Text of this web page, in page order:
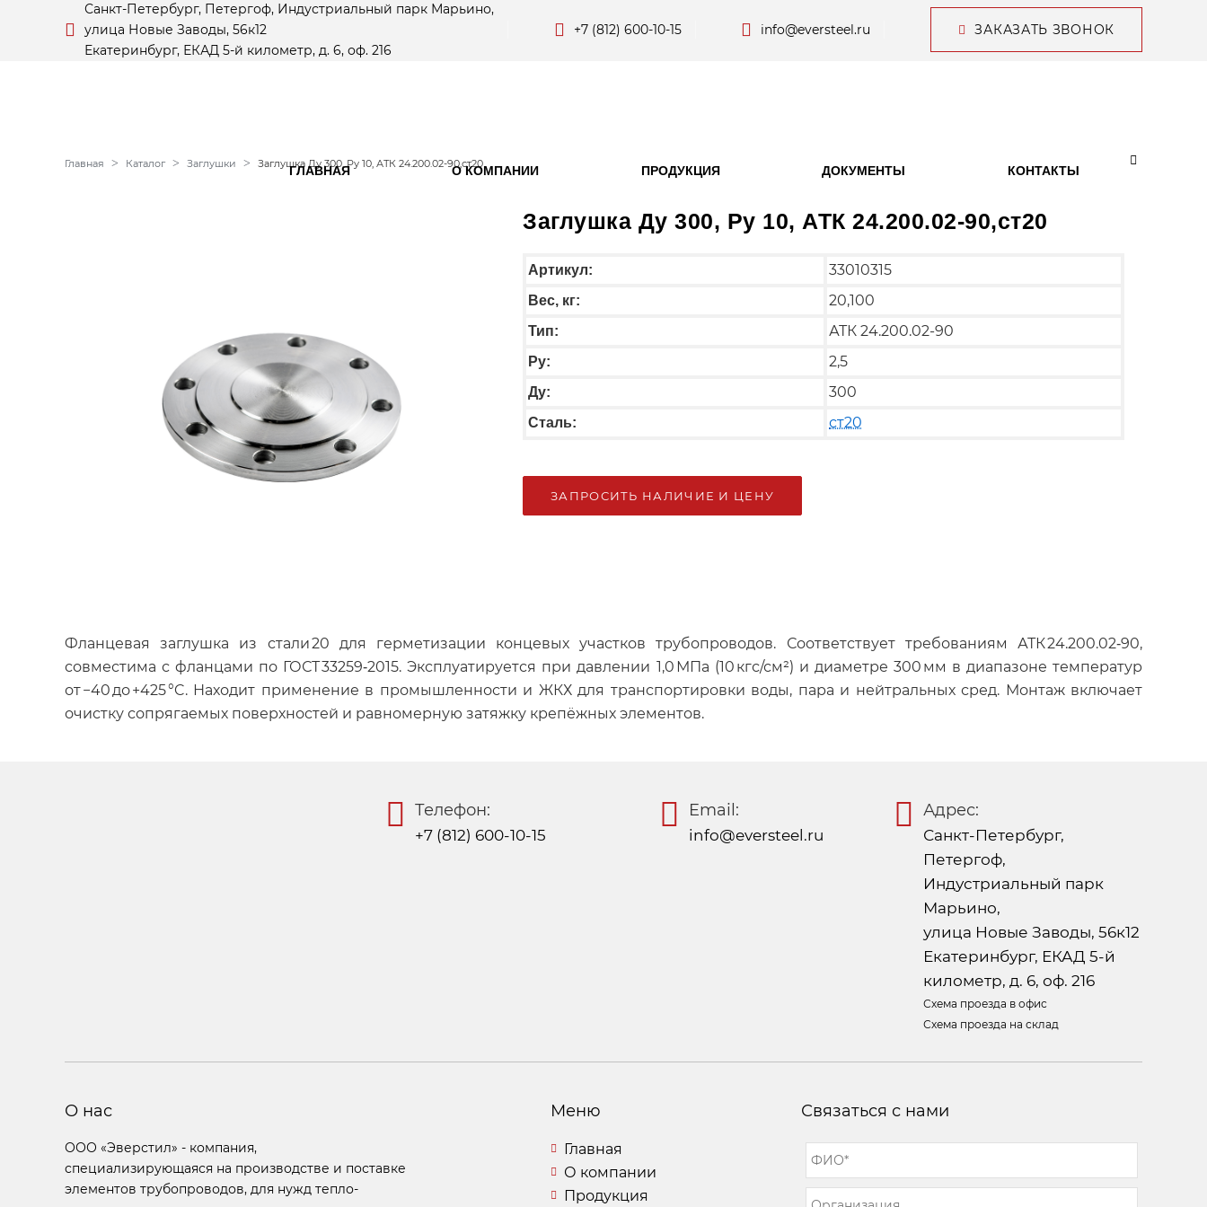
Санкт-Петербург, Петергоф, Индустриальный парк Марьино,
улица Новые Заводы, 56к12
Екатеринбург, ЕКАД 5-й километр, д. 6, оф. 216
+7 (812) 600-10-15 info@eversteel.ru ЗАКАЗАТЬ ЗВОНОК
ГЛАВНАЯ О КОМПАНИИ ПРОДУКЦИЯ ДОКУМЕНТЫ КОНТАКТЫ
Главная Каталог Заглушки Заглушка Ду 300, Ру 10, АТК 24.200.02-90,ст20
Заглушка Ду 300, Ру 10, АТК 24.200.02-90,ст20
Артикул: 33010315
Вес, кг: 20,100
Тип: АТК 24.200.02-90
Py: 2,5
Ду: 300
Сталь: ст20
ЗАПРОСИТЬ НАЛИЧИЕ И ЦЕНУ
Фланцевая заглушка из стали 20 для герметизации концевых участков трубопроводов. Соответствует требованиям АТК 24.200.02‑90,
совместима с фланцами по ГОСТ 33259‑2015. Эксплуатируется при давлении 1,0 МПа (10 кгс/см²) и диаметре 300 мм в диапазоне температур
от −40 до +425 °C. Находит применение в промышленности и ЖКХ для транспортировки воды, пара и нейтральных сред. Монтаж включает
очистку сопрягаемых поверхностей и равномерную затяжку крепёжных элементов.
Телефон:
+7 (812) 600-10-15
Email:
info@eversteel.ru
Адрес:
Санкт-Петербург,
Петергоф,
Индустриальный парк
Марьино,
улица Новые Заводы, 56к12
Екатеринбург, ЕКАД 5-й
километр, д. 6, оф. 216
Схема проезда в офис
Схема проезда на склад
О нас
ООО «Эверстил» - компания,
специализирующаяся на производстве и поставке
элементов трубопроводов, для нужд тепло-
Меню
Главная
О компании
Продукция
Связаться с нами